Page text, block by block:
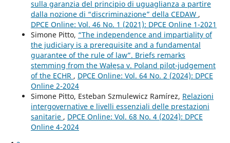
sulla garanzia del principio di uguaglianza a partire
dalla nozione di “discriminazione” della CEDAW ,
DPCE Online: Vol. 46 No. 1 (2021): DPCE Online 1-2021
Simone Pitto, “The independence and impartiality of
the judiciary is a prerequisite and a fundamental
guarantee of the rule of law”. Briefs remarks
stemming from the Wałęsa v. Poland pilot-judgement
of the ECHR , DPCE Online: Vol. 64 No. 2 (2024): DPCE
Online 2-2024
Simone Pitto, Esteban Szmulewicz Ramírez, Relazioni
intergovernative e livelli essenziali delle prestazioni
sanitarie , DPCE Online: Vol. 68 No. 4 (2024): DPCE
Online 4-2024